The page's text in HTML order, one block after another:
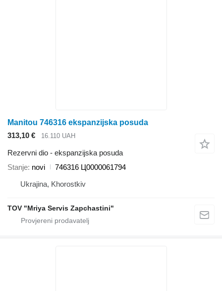
Manitou 746316 ekspanzijska posuda
313,10 €
16.110 UAH
Rezervni dio - ekspanzijska posuda
Stanje novi
746316 Ц0000061794
Ukrajina, Khorostkiv
TOV "Mriya Servis Zapchastini"